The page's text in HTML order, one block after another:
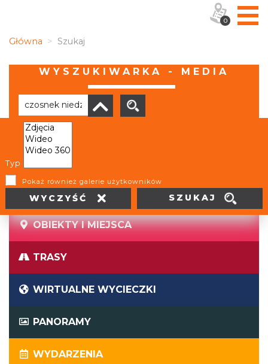
Główna Szukaj
WYSZUKIWARKA - MEDIA
Typ
Pokaż również galerie użytkowników
WYCZYŚĆ SZUKAJ
Brak wyników
OBIEKTY I MIEJSCA
TRASY
WIRTUALNE WYCIECZKI
PANORAMY
WYDARZENIA
0